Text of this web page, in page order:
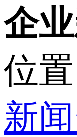
企
位置
新